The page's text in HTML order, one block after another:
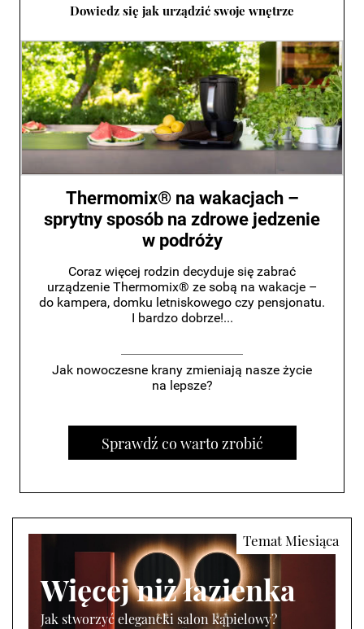
Dowiedz się jak urządzić swoje wnętrze
Thermomix® na wakacjach –
sprytny sposób na zdrowe jedzenie
w podróży
Coraz więcej rodzin decyduje się zabrać
urządzenie Thermomix® ze sobą na wakacje –
do kampera, domku letniskowego czy pensjonatu.
I bardzo dobrze!...
Jak nowoczesne krany zmieniają nasze życie
na lepsze?
Sprawdź co warto zrobić
Więcej niż łazienka
Jak stworzyć elegancki salon kąpielowy?